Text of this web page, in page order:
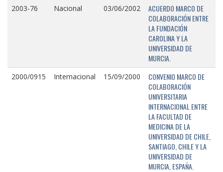
2003-76 Nacional 03/06/2002
ACUERDO MARCO DE
COLABORACIÓN ENTRE
LA FUNDACIÓN
CAROLINA Y LA
UNIVERSIDAD DE
MURCIA.
2000/0915 Internacional 15/09/2000
CONVENIO MARCO DE
COLABORACIÓN
UNIVERSITARIA
INTERNACIONAL ENTRE
LA FACULTAD DE
MEDICINA DE LA
UNIVERSIDAD DE CHILE,
SANTIAGO, CHILE Y LA
UNIVERSIDAD DE
MURCIA, ESPAÑA.